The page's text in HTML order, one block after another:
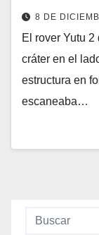
8 DE
El rover Yutu
cráter en el
estructura en
escaneaba…